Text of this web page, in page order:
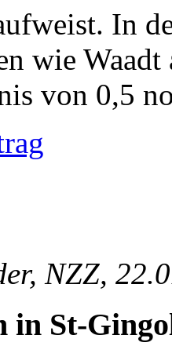
In
wie
von 0,5
NZZ,
in St-